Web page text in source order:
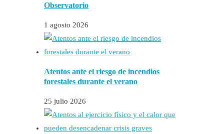
Observatorio
1 agosto 2026
Atentos ante el riesgo de incendios
forestales durante el verano
25 julio 2026